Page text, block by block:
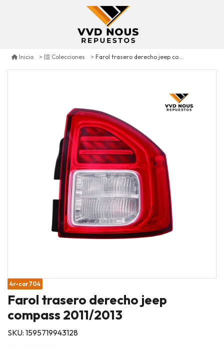
Inicio Colecciones Farol trasero derecho jeep compass 2011/2013
4r-car704
Farol trasero derecho jeep
compass 2011/2013
SKU: 1595719943128